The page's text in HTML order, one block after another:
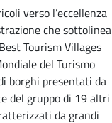
verso l’eccellenza
che sottolinea
Tourism Villages
del Turismo
borghi presentati da
del gruppo di 19 altri
da grandi